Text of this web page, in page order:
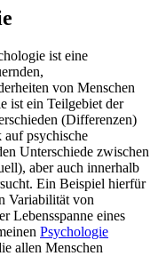
ist eine
von Menschen
ist ein Teilgebiet der
(Differenzen)
psychische
Unterschiede zwischen
aber auch innerhalb
Ein Beispiel hierfür
Variabilität von
Lebensspanne eines
Psychologie
allen Menschen